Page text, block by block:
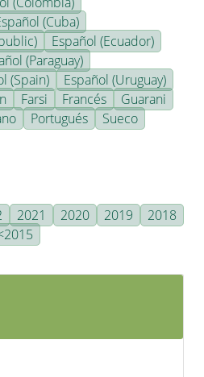
(Cuba)
Español (Ecuador)
(Paraguay)
(Spain)
Español (Uruguay)
Farsi Francés
Guarani
Portugués
Sueco
2021 2020 2019
2018